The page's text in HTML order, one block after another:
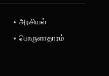
அரசியல்
பொருளாதாரம்